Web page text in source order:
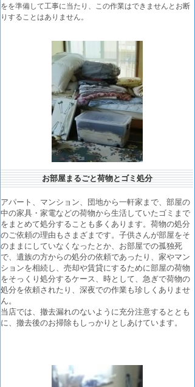
をを準備して工事に当たり、この作業はできませんとお断
りすることはありません。
お部屋まるごと荷物とゴミ処分
アパート、マンション、団地から一軒家まで、部屋の
中の家具・家電などの荷物から生活していたゴミまで
をまとめて処分することも多くあります。荷物の処分
のご依頼の理由もさまざまです。子供さんが部屋をそ
のままにしていなくなったとか、お部屋での孤独死
で、遺族の方からの処分の依頼であったり、家やマン
ションを相続し、売却や賃貸にするために部屋の荷物
をそっくり処分するケース、時として、急ぎで荷物の
処分を依頼されたり、深夜での作業も珍しくありませ
ん。
当店では、撤去漏れのないように充分注意するととも
に、撤去後のお掃除もしっかりとしあけています。